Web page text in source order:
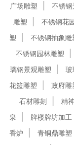
广场雕塑
不锈钢
雕塑
不锈钢花
塑
不锈钢抽象雕
不锈钢园林雕塑
璃钢景观雕塑
玻
花篮雕塑
政府雕
石材雕刻
精
泉
牌楼牌坊加工
香炉
青铜鼎雕塑